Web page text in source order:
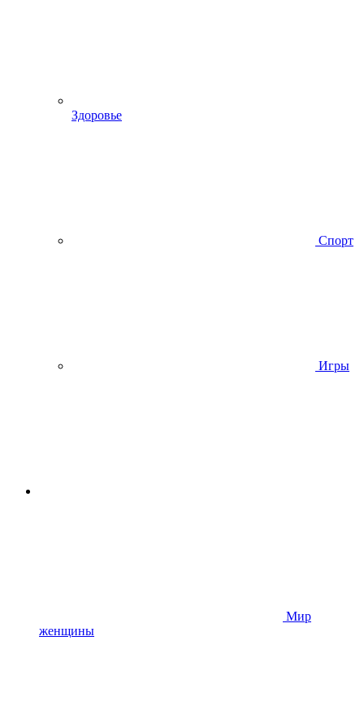
Здоровье
Спорт
Игры
Мир
женщины